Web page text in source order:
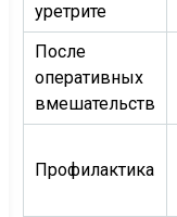
уретрите
После
оперативных
вмешательств
Профилактика